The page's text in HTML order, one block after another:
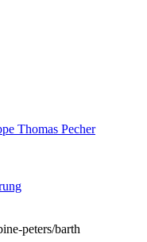
Thomas Pecher
peters/barth